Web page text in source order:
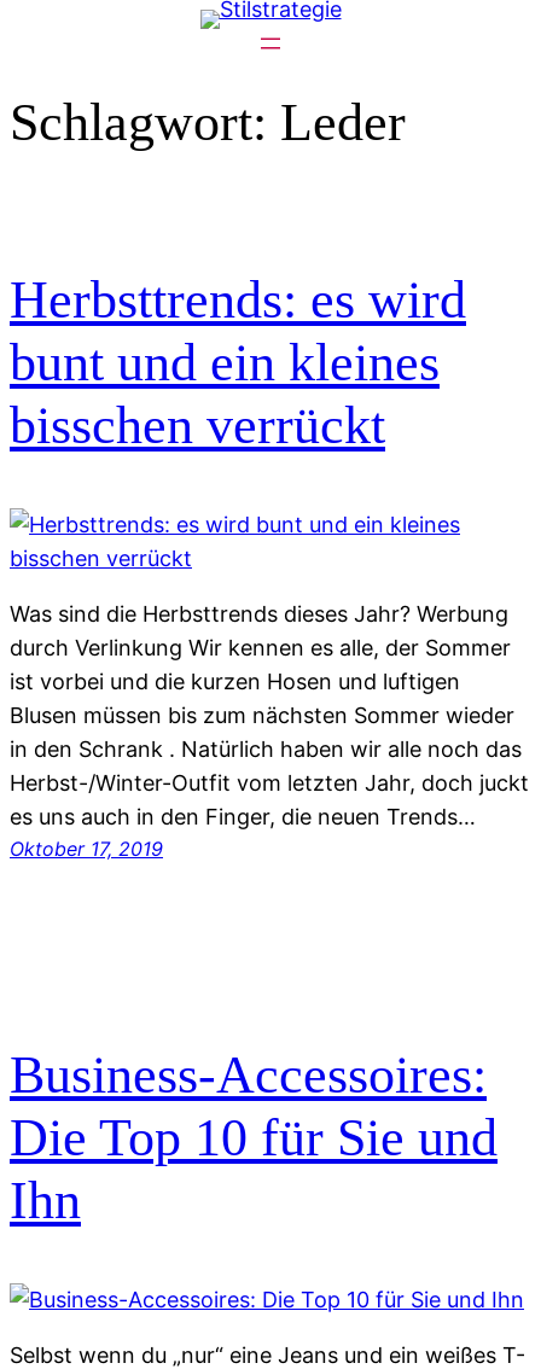
Schlagwort: Leder
Herbsttrends: es wird
bunt und ein kleines
bisschen verrückt
Was sind die Herbsttrends dieses Jahr? Werbung
durch Verlinkung Wir kennen es alle, der Sommer
ist vorbei und die kurzen Hosen und luftigen
Blusen müssen bis zum nächsten Sommer wieder
in den Schrank . Natürlich haben wir alle noch das
Herbst-/Winter-Outfit vom letzten Jahr, doch juckt
es uns auch in den Finger, die neuen Trends…
Oktober 17, 2019
Business-Accessoires:
Die Top 10 für Sie und
Ihn
Selbst wenn du „nur“ eine Jeans und ein weißes T-